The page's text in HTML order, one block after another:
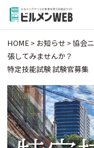
HOME > お知らせ >協会
張してみませんか？
特定技能試験 試験官募集